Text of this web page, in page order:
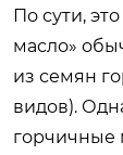
По сути,
масло»
из семян
видов).
горчичные